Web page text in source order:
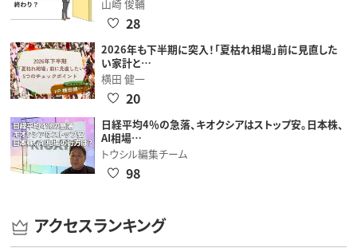
山崎 俊輔
28
2026年も下半期に突入！「夏枯れ相場」前に見直した
い家計と…
横田 健一
20
日経平均4％の急落、キオクシアはストップ安。日本株、
AI相場…
トウシル編集チーム
98
アクセスランキング